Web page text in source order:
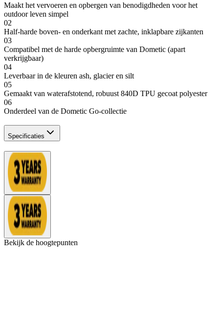
Maakt het vervoeren en opbergen van benodigdheden voor het
outdoor leven simpel
02
Half-harde boven- en onderkant met zachte, inklapbare zijkanten
03
Compatibel met de harde opbergruimte van Dometic (apart
verkrijgbaar)
04
Leverbaar in de kleuren ash, glacier en silt
05
Gemaakt van waterafstotend, robuust 840D TPU gecoat polyester
06
Onderdeel van de Dometic Go-collectie
Specificaties
Bekijk de hoogtepunten